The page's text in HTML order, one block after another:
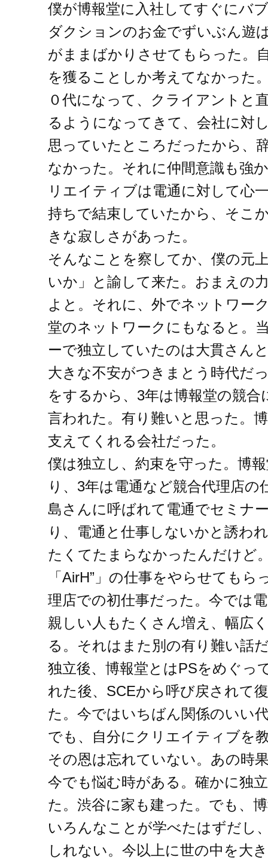
僕が博報堂に入社してすぐにバ
ダクションのお金でずいぶん遊
がままばかりさせてもらった。
を獲ることしか考えてなかった
０代になって、クライアントと
るようになってきて、会社に対
思っていたところだったから、
なかった。それに仲間意識も強
リエイティブは電通に対して心
持ちで結束していたから、そこ
きな寂しさがあった。
そんなことを察してか、僕の元
いか」と諭して来た。おまえの
よと。それに、外でネットワー
堂のネットワークにもなると。
ーで独立していたのは大貫さん
大きな不安がつきまとう時代だ
をするから、3年は博報堂の競
言われた。有り難いと思った。
支えてくれる会社だった。
僕は独立し、約束を守った。博
り、3年は電通など競合代理店
島さんに呼ばれて電通でセミナ
り、電通と仕事しないかと誘わ
たくてたまらなかったんだけど
「AirH”」の仕事をやらせても
理店での初仕事だった。今では
親しい人もたくさん増え、幅広
る。それはまた別の有り難い話
独立後、博報堂とはPSをめぐっ
れた後、SCEから呼び戻されて
た。今ではいちばん関係のいい
でも、自分にクリエイティブを
その恩は忘れていない。あの時
今でも悩む時がある。確かに独
た。渋谷に家も建った。でも、
いろんなことが学べたはずだし
しれない。今以上に世の中を大